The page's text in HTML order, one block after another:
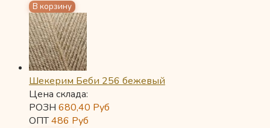
Шекерим Беби 256 бежевый
Цена склада:
РОЗН 680,40 Руб
ОПТ486 Руб